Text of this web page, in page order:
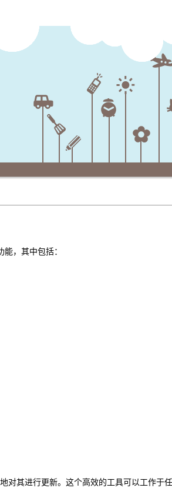
，其中包括：
对其进行更新。这个高效的工具可以工作于